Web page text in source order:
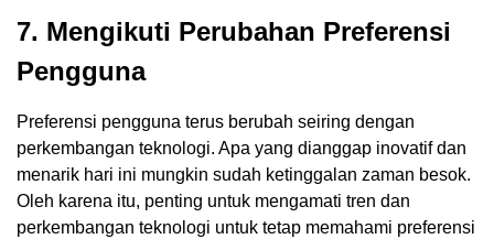
7. Mengikuti Perubahan Preferensi
Pengguna
Preferensi pengguna terus berubah seiring dengan
perkembangan teknologi. Apa yang dianggap inovatif dan
menarik hari ini mungkin sudah ketinggalan zaman besok.
Oleh karena itu, penting untuk mengamati tren dan
perkembangan teknologi untuk tetap memahami preferensi